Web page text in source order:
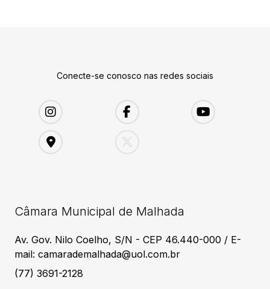
Conecte-se conosco nas redes sociais
Câmara Municipal de Malhada
Av. Gov. Nilo Coelho, S/N - CEP 46.440-000 / E-
mail: camarademalhada@uol.com.br
(77) 3691-2128